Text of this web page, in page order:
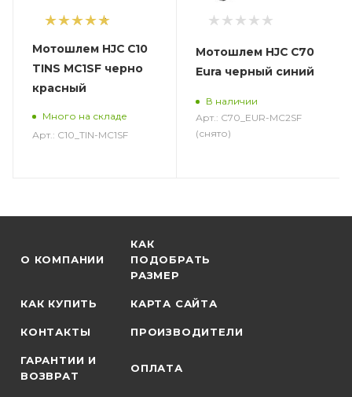
1
Мотошлем HJC C10
TINS MC1SF черно
красный
Много на складе
Арт.: C10_TIN-MC1SF
Мотошлем HJC C70
Eura черный синий
В наличии
Арт.: C70_EUR-MC2SF
(снято)
О КОМПАНИИ
КАК
ПОДОБРАТЬ
РАЗМЕР
КАК КУПИТЬ КАРТА САЙТА
КОНТАКТЫ ПРОИЗВОДИТЕЛИ
ГАРАНТИИ И
ВОЗВРАТ
ОПЛАТА